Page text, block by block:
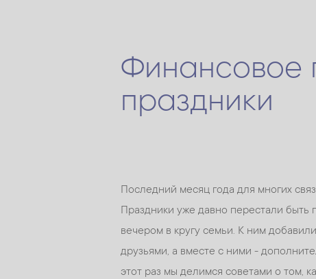
Финансовое
праздники
Последний месяц года для многих
Праздники уже давно перестали быть
вечером в кругу семьи. К ним
друзьями, а вместе с ними -
этот раз мы делимся советами о том,